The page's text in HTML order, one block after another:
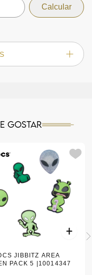
gostar
JIBBITZ AREA
PACK 5 |10014347